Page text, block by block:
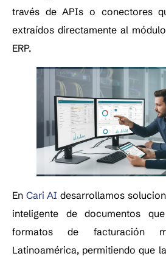
través de APIs o conectores
extraídos directamente al
ERP.
En Cari AI desarrollamos
inteligente de documentos
formatos de facturación
Latinoamérica, permitiendo que la